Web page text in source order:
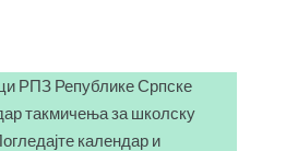
РПЗ Републике Српске
такмичења за школску
календар и